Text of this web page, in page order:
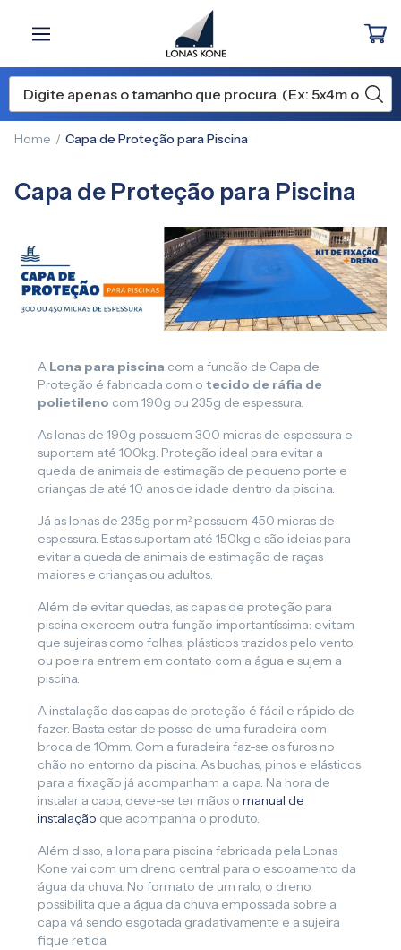
Home Capa de Proteção para Piscina
Capa de Proteção para Piscina
A Lona para piscina com a funcão de Capa de
Proteção é fabricada com o tecido de ráfia de
polietileno com 190g ou 235g de espessura.
As lonas de 190g possuem 300 micras de espessura e
suportam até 100kg. Proteção ideal para evitar a
queda de animais de estimação de pequeno porte e
crianças de até 10 anos de idade dentro da piscina.
Já as lonas de 235g por m² possuem 450 micras de
espessura. Estas suportam até 150kg e são ideias para
evitar a queda de animais de estimação de raças
maiores e crianças ou adultos.
Além de evitar quedas, as capas de proteção para
piscina exercem outra função importantíssima: evitam
que sujeiras como folhas, plásticos trazidos pelo vento,
ou poeira entrem em contato com a água e sujem a
piscina.
A instalação das capas de proteção é fácil e rápido de
fazer. Basta estar de posse de uma furadeira com
broca de 10mm. Com a furadeira faz-se os furos no
chão no entorno da piscina. As buchas, pinos e elásticos
para a fixação já acompanham a capa. Na hora de
instalar a capa, deve-se ter mãos o manual de
instalação que acompanha o produto.
Além disso, a lona para piscina fabricada pela Lonas
Kone vai com um dreno central para o escoamento da
água da chuva. No formato de um ralo, o dreno
possibilita que a água da chuva empossada sobre a
capa vá sendo esgotada gradativamente e a sujeira
fique retida.